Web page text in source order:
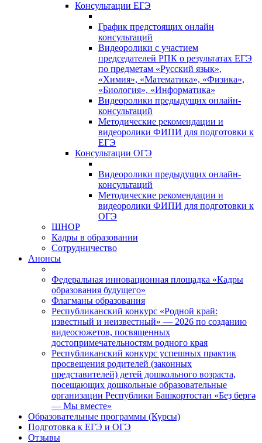
Консультации ЕГЭ
График предстоящих онлайн
консультаций
Видеоролики с участием
председателей РПК о результатах ЕГЭ
по предметам «Русский язык»,
«Химия», «Математика», «Физика»,
«Биология», «Информатика»
Видеоролики предыдущих онлайн-
консультаций
Методические рекомендации и
видеоролики ФИПИ для подготовки к
ЕГЭ
Консультации ОГЭ
Видеоролики предыдущих онлайн-
консультаций
Методические рекомендации и
видеоролики ФИПИ для подготовки к
ОГЭ
ШНОР
Кадры в образовании
Сотрудничество
Анонсы
Федеральная инновационная площадка «Кадры
образования будущего»
Флагманы образования
Республиканский конкурс «Родной край:
известный и неизвестный» — 2026 по созданию
видеосюжетов, посвященных
достопримечательностям родного края
Республиканский конкурс успешных практик
просвещения родителей (законных
представителей) детей дошкольного возраста,
посещающих дошкольные образовательные
организации Республики Башкортостан «Беҙ бергә
— Мы вместе»
Образовательные программы (Курсы)
Подготовка к ЕГЭ и ОГЭ
Отзывы